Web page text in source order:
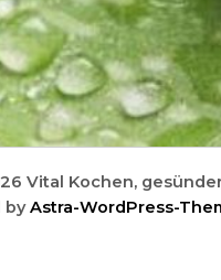
Vital Kochen,
byAstra-WordPress-